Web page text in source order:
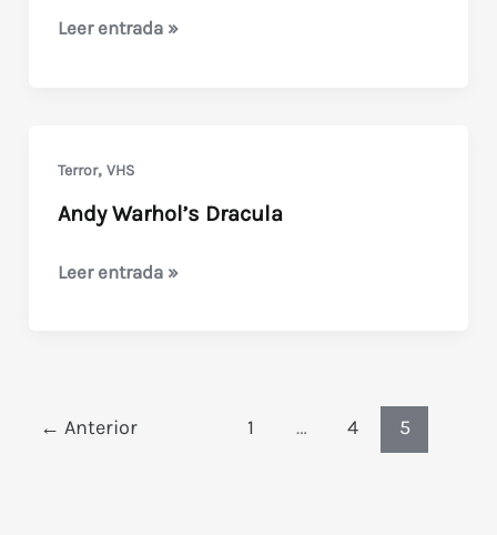
Lady
Leer entrada »
Terror, VHS
Andy Warhol’s Dracula
Andy
Leer entrada »
← Anterior 1 … 4 5